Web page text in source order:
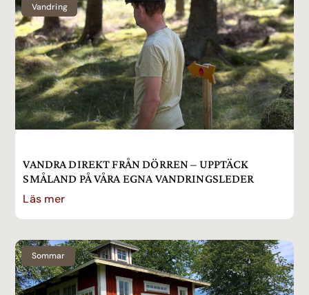
Vandring
VANDRA DIREKT FRÅN DÖRREN – UPPTÄCK
SMÅLAND PÅ VÅRA EGNA VANDRINGSLEDER
Läs mer
Sommar